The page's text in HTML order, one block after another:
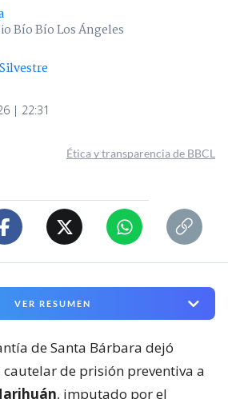
Bío Bío Los Ángeles
| 22:31
Ética y transparencia de BBCL
VER RESUMEN
de Santa Bárbara dejó
de prisión preventiva a
, imputado por el